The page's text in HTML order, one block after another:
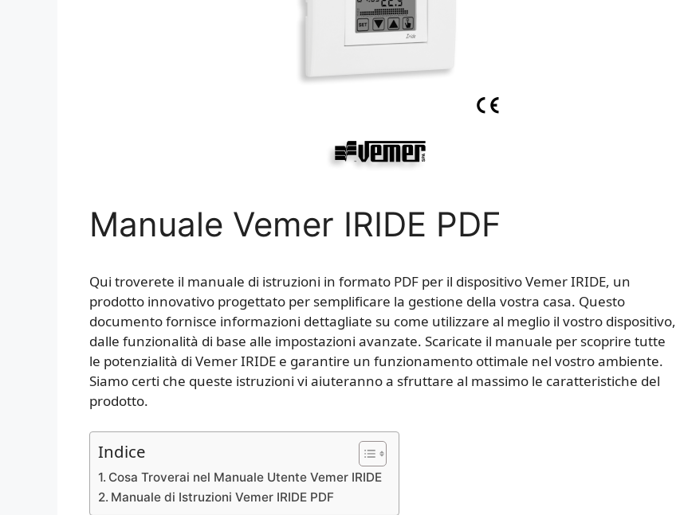
Manuale Vemer IRIDE PDF
Qui troverete il manuale di istruzioni in formato PDF per il dispositivo Vemer IRIDE, un
prodotto innovativo progettato per semplificare la gestione della vostra casa. Questo
documento fornisce informazioni dettagliate su come utilizzare al meglio il vostro dispositivo,
dalle funzionalità di base alle impostazioni avanzate. Scaricate il manuale per scoprire tutte
le potenzialità di Vemer IRIDE e garantire un funzionamento ottimale nel vostro ambiente.
Siamo certi che queste istruzioni vi aiuteranno a sfruttare al massimo le caratteristiche del
prodotto.
Indice
Cosa Troverai nel Manuale Utente Vemer IRIDE
Manuale di Istruzioni Vemer IRIDE PDF